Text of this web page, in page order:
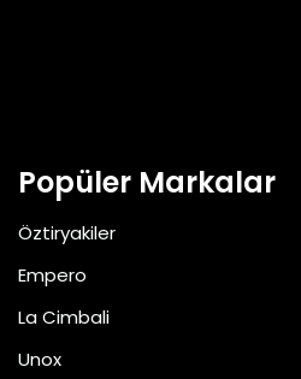
Popüler Markalar
Öztiryakiler
Empero
La Cimbali
Unox